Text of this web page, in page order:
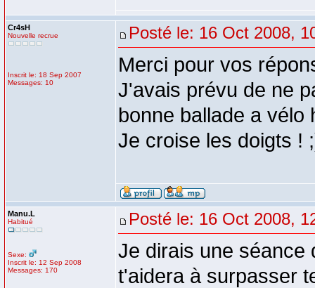
Cr4sH
Nouvelle recrue
Inscrit le: 18 Sep 2007
Messages: 10
Posté le: 16 Oct 2008,
Merci pour vos
J'avais prévu de ne
bonne ballade a vélo
Je croise les doigts !
Manu.L
Habitué
Sexe:
Inscrit le: 12 Sep 2008
Messages: 170
Posté le: 16 Oct 2008,
Je dirais une séance
t'aidera à surpasser